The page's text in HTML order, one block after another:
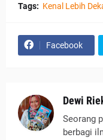
Tags: Kenal Lebih
Facebook
Dewi
Seorang
berbagi